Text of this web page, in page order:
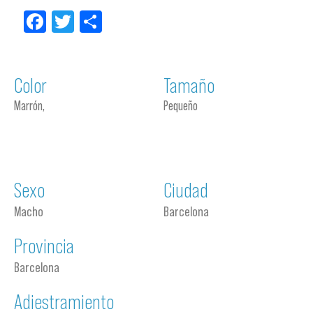
Facebook
Twitter
Color
Marrón,
Tamaño
Pequeño
Sexo
Macho
Ciudad
Barcelona
Provincia
Barcelona
Adiestramiento